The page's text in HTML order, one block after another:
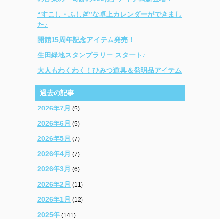
“すこし・ふしぎ”な卓上カレンダーができまし
た♪
開館15周年記念アイテム発売！
生田緑地スタンプラリー スタート♪
大人もわくわく！ひみつ道具＆発明品アイテム
過去の記事
2026年7月 (5)
2026年6月 (5)
2026年5月 (7)
2026年4月 (7)
2026年3月 (6)
2026年2月 (11)
2026年1月 (12)
2025年 (141)